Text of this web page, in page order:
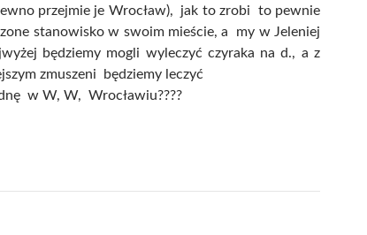
przejmie je Wrocław), jak to zrobi to pewnie
stanowisko w swoim mieście, a my w Jeleniej
będziemy mogli wyleczyć czyraka na d., a z
zmuszeni będziemy leczyć
w W, W, Wrocławiu????